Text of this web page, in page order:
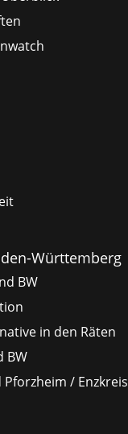
Württemberg
BW
in den Räten
BW
/ Enzkreis